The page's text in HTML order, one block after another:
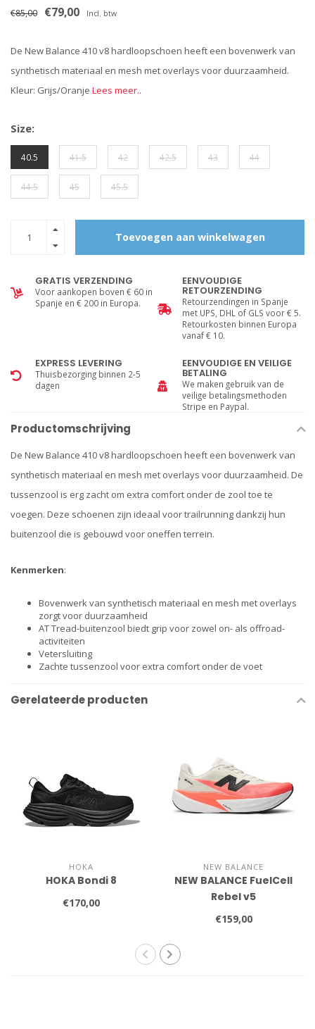
€85,00 €79,00 Incl. btw
De New Balance 410 v8 hardloopschoen heeft een bovenwerk van
synthetisch materiaal en mesh met overlays voor duurzaamheid.
Kleur: Grijs/Oranje Lees meer..
Size:
40.5 41.5 42 42.5 43 44
44.5 45 45.5
Toevoegen aan winkelwagen
GRATIS VERZENDING
Voor aankopen boven € 60 in
Spanje en € 200 in Europa.
EENVOUDIGE
RETOURZENDING
Retourzendingen in Spanje
met UPS, DHL of GLS voor € 5.
Retourkosten binnen Europa
vanaf € 10.
EXPRESS LEVERING
Thuisbezorging binnen 2-5
dagen
EENVOUDIGE EN VEILIGE
BETALING
We maken gebruik van de
veilige betalingsmethoden
Stripe en Paypal.
Productomschrijving
De New Balance 410 v8 hardloopschoen heeft een bovenwerk van
synthetisch materiaal en mesh met overlays voor duurzaamheid. De
tussenzool is erg zacht om extra comfort onder de zool toe te
voegen. Deze schoenen zijn ideaal voor trailrunning dankzij hun
buitenzool die is gebouwd voor oneffen terrein.
Kenmerken:
Bovenwerk van synthetisch materiaal en mesh met overlays
zorgt voor duurzaamheid
AT Tread-buitenzool biedt grip voor zowel on- als offroad-
activiteiten
Vetersluiting
Zachte tussenzool voor extra comfort onder de voet
Gerelateerde producten
HOKA
HOKA Bondi 8
€170,00
NEW BALANCE
NEW BALANCE FuelCell
Rebel v5
€159,00